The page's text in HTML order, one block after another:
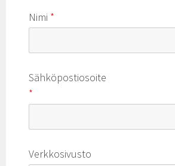
Nimi *
Sähköpostiosoite
*
Verkkosivusto